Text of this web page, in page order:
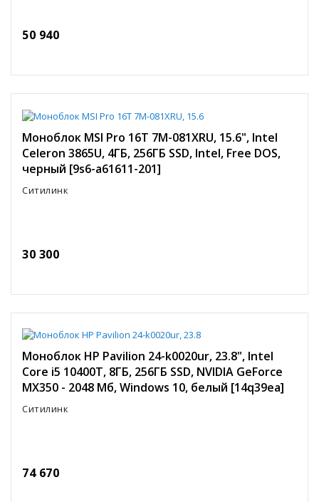
50 940
Моноблок MSI Pro 16T 7M-081XRU, 15.6", Intel
Celeron 3865U, 4ГБ, 256ГБ SSD, Intel, Free DOS,
черный [9s6-a61611-201]
Ситилинк
30 300
Моноблок HP Pavilion 24-k0020ur, 23.8", Intel
Core i5 10400T, 8ГБ, 256ГБ SSD, NVIDIA GeForce
MX350 - 2048 Мб, Windows 10, белый [14q39ea]
Ситилинк
74 670